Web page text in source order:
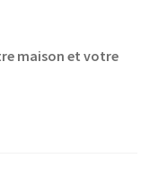
maison et votre